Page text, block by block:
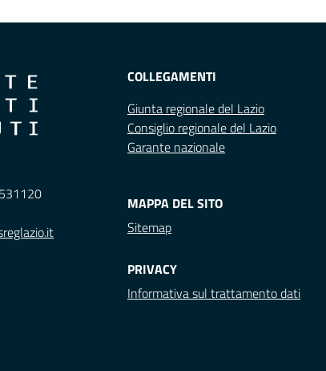
COLLEGAMENTI
Giunta regionale del Lazio
Consiglio regionale del Lazio
Garante nazionale
MAPPA DEL SITO
Sitemap
PRIVACY
Informativa sul trattamento dati